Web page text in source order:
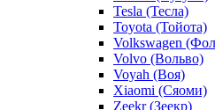
Tesla (Тесла)
Toyota (Тойота)
Volkswagen
Volvo (Вольво)
Voyah (Воя)
Xiaomi (Сяоми)
Zeekr (Зеекр)